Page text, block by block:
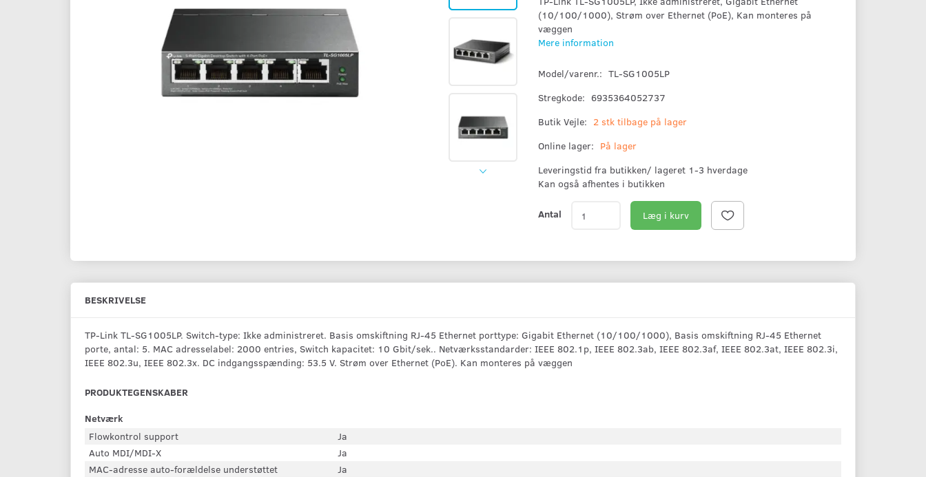
(10/100/1000), Strøm over Ethernet (PoE), Kan monteres på
væggen
Mere information
Model/varenr.: TL-SG1005LP
Stregkode: 6935364052737
Butik Vejle: 2 stk tilbage på lager
Online lager: På lager
Leveringstid fra butikken/ lageret 1-3 hverdage
Kan også afhentes i butikken
Antal Læg i kurv
BESKRIVELSE
TP-Link TL-SG1005LP. Switch-type: Ikke administreret. Basis omskiftning RJ-45 Ethernet porttype: Gigabit Ethernet (10/100/1000), Basis omskiftning RJ-45 Ethernet
porte, antal: 5. MAC adresselabel: 2000 entries, Switch kapacitet: 10 Gbit/sek.. Netværksstandarder: IEEE 802.1p, IEEE 802.3ab, IEEE 802.3af, IEEE 802.3at, IEEE 802.3i,
IEEE 802.3u, IEEE 802.3x. DC indgangsspænding: 53.5 V. Strøm over Ethernet (PoE). Kan monteres på væggen
PRODUKTEGENSKABER
Netværk
Flowkontrol support
Ja
Auto MDI/MDI-X
Ja
MAC-adresse auto-forældelse understøttet
Ja